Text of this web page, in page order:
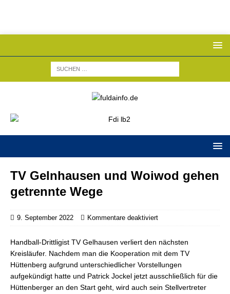
TV Gelnhausen und Woiwod gehen
getrennte Wege
9. September 2022 Kommentare deaktiviert
Handball-Drittligist TV Gelhausen verliert den nächsten
Kreisläufer. Nachdem man die Kooperation mit dem TV
Hüttenberg aufgrund unterschiedlicher Vorstellungen
aufgekündigt hatte und Patrick Jockel jetzt ausschließlich für die
Hüttenberger an den Start geht, wird auch sein Stellvertreter